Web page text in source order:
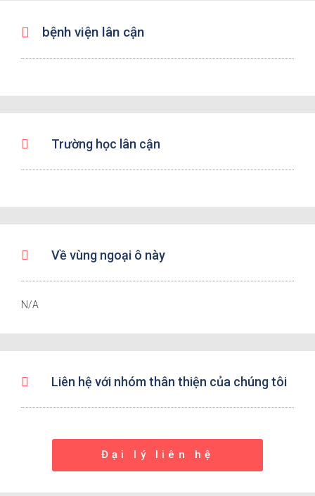
bệnh viện lân cận
Trường học lân cận
Về vùng ngoại ô này
N/A
Liên hệ với nhóm thân thiện của chúng tôi
Đại lý liên hệ